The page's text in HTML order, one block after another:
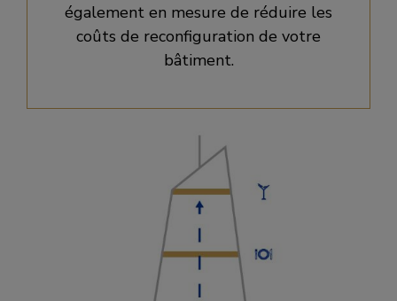
également en mesure de réduire les
coûts de reconfiguration de votre
bâtiment.